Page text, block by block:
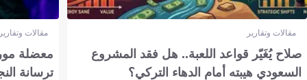
مقالات وتقارير
صلاح يُغَيّر قواعد اللعبة.. هل فقد المشروع
السعودي هيبته أمام الدهاء التركي؟
مقالات
معضلة
ترسانة